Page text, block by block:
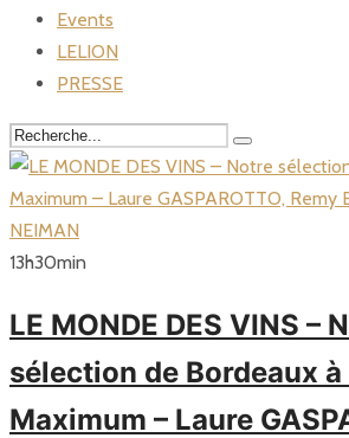
Events
LELION
PRESSE
13h30min
LE MONDE DES VINS –
sélection de Bordeaux à
Maximum – Laure